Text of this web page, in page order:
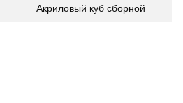
Акриловый куб сборной